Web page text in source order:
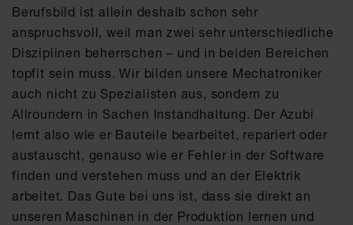
Berufsbild ist allein deshalb schon sehr
anspruchsvoll, weil man zwei sehr unterschiedliche
Disziplinen beherrschen – und in beiden Bereichen
topfit sein muss. Wir bilden unsere Mechatroniker
auch nicht zu Spezialisten aus, sondern zu
Allroundern in Sachen Instandhaltung. Der Azubi
lernt also wie er Bauteile bearbeitet, repariert oder
austauscht, genauso wie er Fehler in der Software
finden und verstehen muss und an der Elektrik
arbeitet. Das Gute bei uns ist, dass sie direkt an
unseren Maschinen in der Produktion lernen und